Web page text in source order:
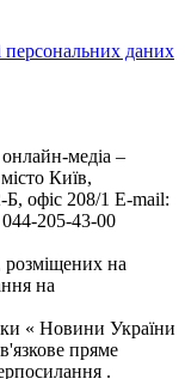
персональних даних
медіа –
Київ,
офіс 208/1 E-mail:
205-43-00
розміщених на
на
« Новини України
пряме
.